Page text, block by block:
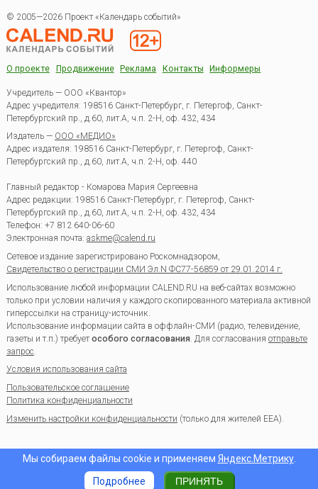
© 2005—2026 Проект «Календарь событий»
О проекте Продвижение Реклама Контакты Информеры
Учредитель — ООО «Квантор»
Адрес учредителя: 198516 Санкт-Петербург, г. Петергоф, Санкт-
Петербургский пр., д.60, лит.А, ч.п. 2-Н, оф. 432, 434
Издатель — ООО «МЕДИО»
Адрес издателя: 198516 Санкт-Петербург, г. Петергоф, Санкт-
Петербургский пр., д.60, лит.А, ч.п. 2-Н, оф. 440
Главный редактор - Комарова Мария Сергеевна
Адрес редакции: 198516 Санкт-Петербург, г. Петергоф, Санкт-
Петербургский пр., д.60, лит.А, ч.п. 2-Н, оф. 432, 434
Телефон: +7 812 640-06-60
Электронная почта: askme@calend.ru
Сетевое издание зарегистрировано Роскомнадзором,
Свидетельство о регистрации СМИ Эл.N ФС77-56859 от 29.01.2014 г.
Использование любой информации CALEND.RU на веб-сайтах возможно
только при условии наличия у каждого скопированного материала активной
гиперссылки на страницу-источник.
Использование информации сайта в оффлайн-СМИ (радио, телевидение,
газеты и т.п.) требуетособого согласования . Для согласования отправьте
запрос
Условия использования сайта
Пользовательское соглашение
Политика конфиденциальности
Изменить настройки конфиденциальности (только для жителей EEA).
Мы собираем файлы cookie и применяем Яндекс.Метрику.
Подробнее
ПРИНЯТЬ